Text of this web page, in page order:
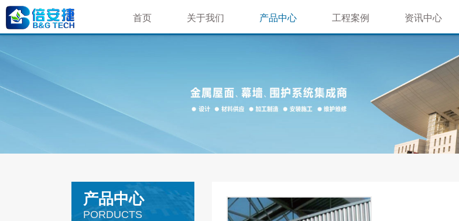
首页 关于我们
企业相册
就业机会
产品中心
延伸系统
钢结构工程
工程案例
房地产景观
资讯中心
行业新闻
产品中心
PORDUCTS